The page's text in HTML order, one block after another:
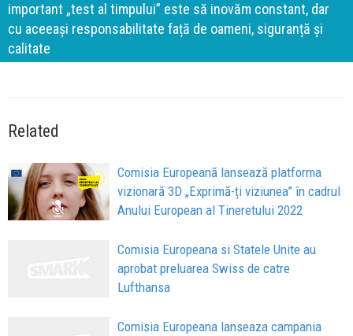
important „test al timpului” este să inovăm constant, dar
cu aceeași responsabilitate față de oameni, siguranță și
calitate
Related
Comisia Europeană lansează platforma
vizionară 3D „Exprimă-ți viziunea” în cadrul
Anului European al Tineretului 2022
Comisia Europeana si Statele Unite au
aprobat preluarea Swiss de catre
Lufthansa
Comisia Europeana lanseaza campania